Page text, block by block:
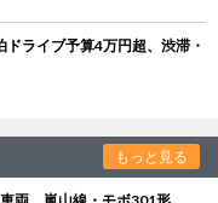
ライブ予算4万円超、渋滞・
もっと見る